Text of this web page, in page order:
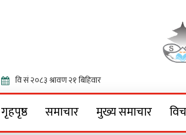
गृहपृष्ठ समाचार मुख्य समाचार